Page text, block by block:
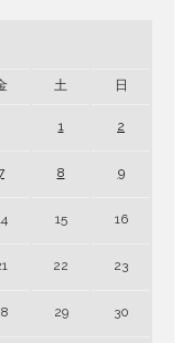
土 日
1 2
8 9
15 16
22 23
29 30